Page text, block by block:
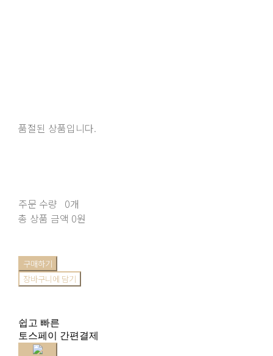
품절된 상품입니다.
주문 수량 0개
총 상품 금액 0원
구매하기
장바구니에 담기
쉽고 빠른
토스페이 간편결제